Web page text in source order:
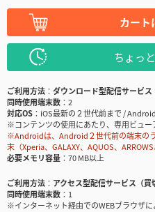
カート
ちょっ
ご利用方法
ダウンロード型配信サービス
同時使用端末数
2
対応OS
iOS最新の２世代前まで /
※コンテンツの使用にあたり、専用ビュ
※Androidは、Android２世代前の端末の
末（Xperia、GALAXY、AQUOS、
必要メモリ容量
70 MB以上
ご利用方法
アクセス型配信サービス（買
同時使用端末数
1
※インターネット経由でのWEBブラウザに